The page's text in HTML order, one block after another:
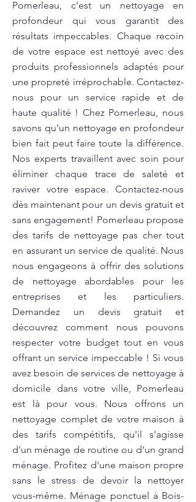
Pomerleau, c’est un nettoyage en
profondeur qui vous garantit des
résultats impeccables. Chaque recoin
de votre espace est nettoyé avec des
produits professionnels adaptés pour
une propreté irréprochable. Contactez-
nous pour un service rapide et de
haute qualité ! Chez Pomerleau, nous
savons qu’un nettoyage en profondeur
bien fait peut faire toute la différence.
Nos experts travaillent avec soin pour
éliminer chaque trace de saleté et
raviver votre espace. Contactez-nous
dès maintenant pour un devis gratuit et
sans engagement! Pomerleau propose
des tarifs de nettoyage pas cher tout
en assurant un service de qualité. Nous
nous engageons à offrir des solutions
de nettoyage abordables pour les
entreprises et les particuliers.
Demandez un devis gratuit et
découvrez comment nous pouvons
respecter votre budget tout en vous
offrant un service impeccable ! Si vous
avez besoin de services de nettoyage à
domicile dans votre ville, Pomerleau
est là pour vous. Nous offrons un
nettoyage complet de votre maison à
des tarifs compétitifs, qu'il s'agisse
d'un ménage de routine ou d'un grand
ménage. Profitez d'une maison propre
sans le stress de devoir la nettoyer
vous-même. Ménage ponctuel à Bois-